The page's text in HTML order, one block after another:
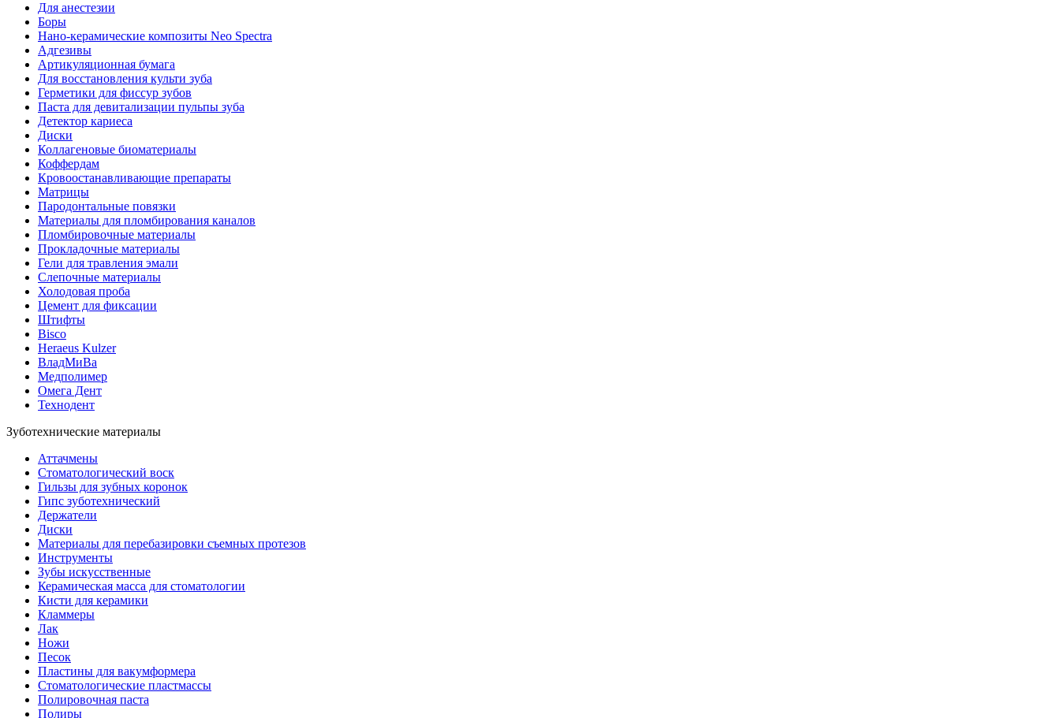
Для анестезии
Боры
Нано-керамические композиты Neo Spectra
Адгезивы
Артикуляционная бумага
Для восстановления культи зуба
Герметики для фиссур зубов
Паста для девитализации пульпы зуба
Детектор кариеса
Диски
Коллагеновые биоматериалы
Коффердам
Кровоостанавливающие препараты
Матрицы
Пародонтальные повязки
Материалы для пломбирования каналов
Пломбировочные материалы
Прокладочные материалы
Гели для травления эмали
Слепочные материалы
Холодовая проба
Цемент для фиксации
Штифты
Bisco
Heraeus Kulzer
ВладМиВа
Медполимер
Омега Дент
Технодент
Зуботехнические материалы
Аттачмены
Стоматологический воск
Гильзы для зубных коронок
Гипс зуботехнический
Держатели
Диски
Материалы для перебазировки съемных протезов
Инструменты
Зубы искусственные
Керамическая масса для стоматологии
Кисти для керамики
Кламмеры
Лак
Ножи
Песок
Пластины для вакумформера
Стоматологические пластмассы
Полировочная паста
Полиры